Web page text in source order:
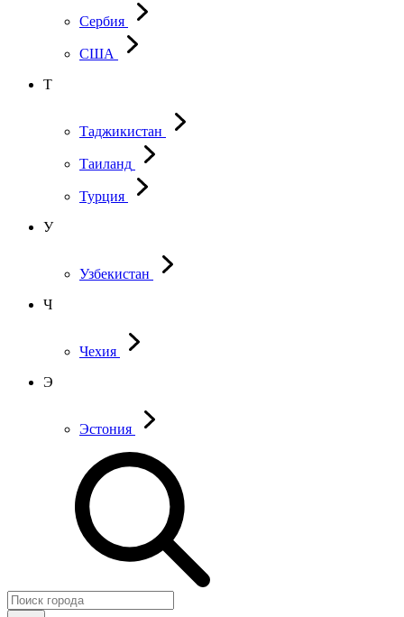
Сербия
США
Т
Таджикистан
Таиланд
Турция
У
Узбекистан
Ч
Чехия
Э
Эстония